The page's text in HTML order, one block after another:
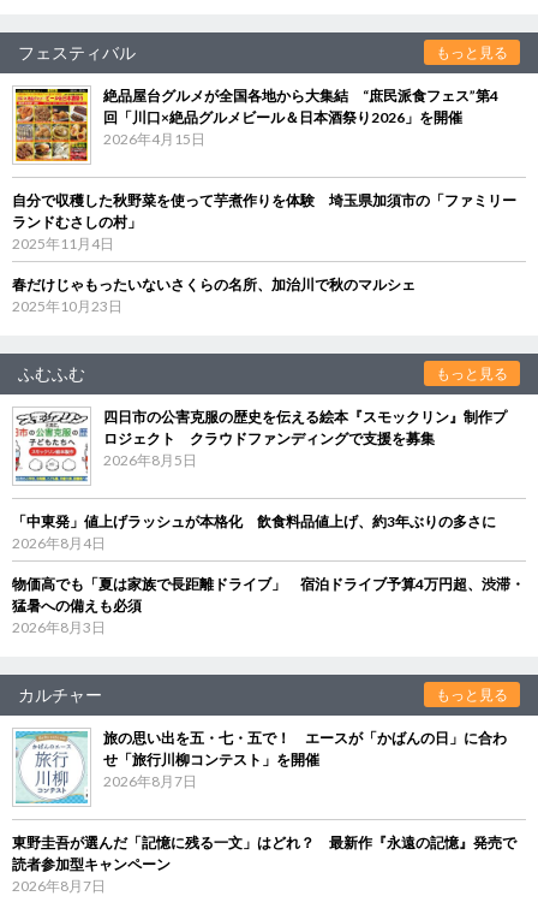
フェスティバル もっと見る
絶品屋台グルメが全国各地から大集結 “庶民派食フェス”第4
回「川口×絶品グルメビール＆日本酒祭り2026」を開催
2026年4月15日
自分で収穫した秋野菜を使って芋煮作りを体験 埼玉県加須市の「ファミリー
ランドむさしの村」
2025年11月4日
春だけじゃもったいないさくらの名所、加治川で秋のマルシェ
2025年10月23日
ふむふむ もっと見る
四日市の公害克服の歴史を伝える絵本『スモックリン』制作プ
ロジェクト クラウドファンディングで支援を募集
2026年8月5日
「中東発」値上げラッシュが本格化 飲食料品値上げ、約3年ぶりの多さに
2026年8月4日
物価高でも「夏は家族で長距離ドライブ」 宿泊ドライブ予算4万円超、渋滞・
猛暑への備えも必須
2026年8月3日
カルチャー もっと見る
旅の思い出を五・七・五で！ エースが「かばんの日」に合わ
せ「旅行川柳コンテスト」を開催
2026年8月7日
東野圭吾が選んだ「記憶に残る一文」はどれ？ 最新作『永遠の記憶』発売で
読者参加型キャンペーン
2026年8月7日